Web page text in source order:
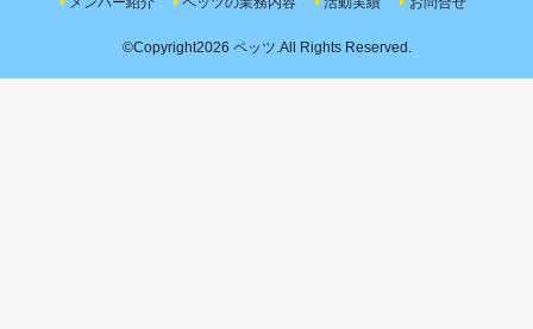
メンバー紹介 ペッツの業務内容 活動実績 お問合せ
©Copyright2026 ペッツ .All Rights Reserved.